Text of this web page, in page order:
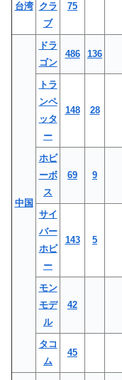
台湾
クラ
ブ
75
中国
ドラ
ゴン
486 136
トラ
ンペ
ッタ
ー
148 28
ホビ
ーボ
ス
69 9
サイ
バー
ホビ
ー
143 5
モン
モデ
ル
42
タコ
ム
45